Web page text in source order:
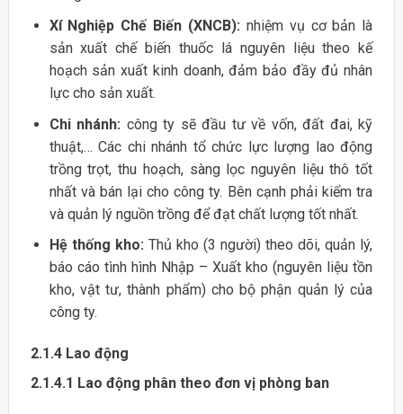
Xí Nghiệp Chế Biến (XNCB): nhiệm vụ cơ bản là
sản xuất chế biến thuốc lá nguyên liệu theo kế
hoạch sản xuất kinh doanh, đảm bảo đầy đủ nhân
lực cho sản xuất.
Chi nhánh: công ty sẽ đầu tư về vốn, đất đai, kỹ
thuật,… Các chi nhánh tổ chức lực lượng lao động
trồng trọt, thu hoạch, sàng lọc nguyên liệu thô tốt
nhất và bán lại cho công ty. Bên cạnh phải kiểm tra
và quản lý nguồn trồng để đạt chất lượng tốt nhất.
Hệ thống kho: Thủ kho (3 người) theo dõi, quản lý,
báo cáo tình hình Nhập – Xuất kho (nguyên liệu tồn
kho, vật tư, thành phẩm) cho bộ phận quản lý của
công ty.
2.1.4 Lao động
2.1.4.1 Lao động phân theo đơn vị phòng ban